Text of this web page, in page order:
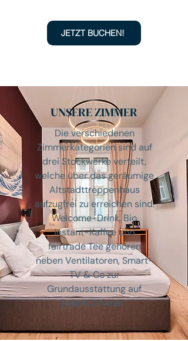
JETZT BUCHEN!
UNSERE ZIMMER
Die verschiedenen
Zimmerkategorien sind auf
drei Stockwerke verteilt,
welche über das geräumige
Altstadttreppenhaus
aufzugfrei zu erreichen sind.
Welcome-Drink,Bio
Instant-Kaffee und
fairtrade Tee gehören
neben Ventilatoren, Smart-
TV & Co zur
Grundausstattung auf
jedem Zimmer.